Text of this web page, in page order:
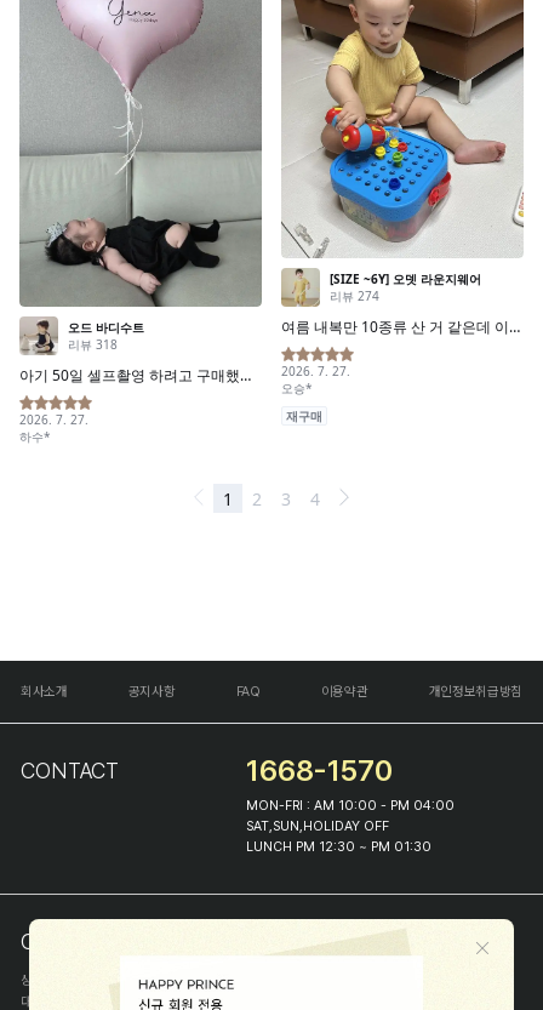
회사소개 공지사항 FAQ 이용약관 개인정보취급방침
CONTACT 1668-1570
MON-FRI : AM 10:00 - PM 04:00
SAT,SUN,HOLIDAY OFF
LUNCH PM 12:30 ~ PM 01:30
COMPANY INFO
상호
(주)해피프린스
대표
이화진